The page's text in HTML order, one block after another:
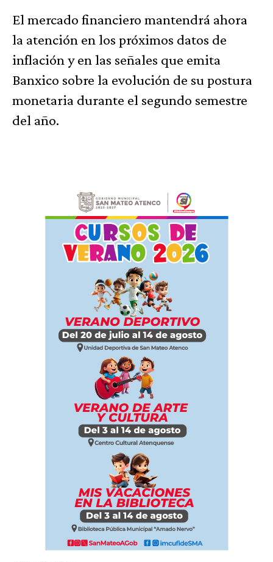
El mercado financiero mantendrá ahora
la atención en los próximos datos de
inflación y en las señales que emita
Banxico sobre la evolución de su postura
monetaria durante el segundo semestre
del año.